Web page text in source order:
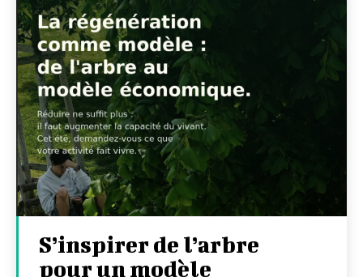
S’inspirer de l’arbre
pour un modèle